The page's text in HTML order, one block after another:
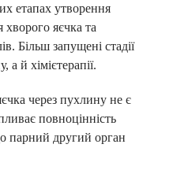
етапах утворення
хворого яєчка та
Більш запущені стадії
й хімієтерапії.
через пухлину не є
повноцінність
парний другий орган